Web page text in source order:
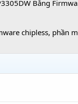
Bằng Firmware Fix
mềm reset chip mực vĩnh viễn